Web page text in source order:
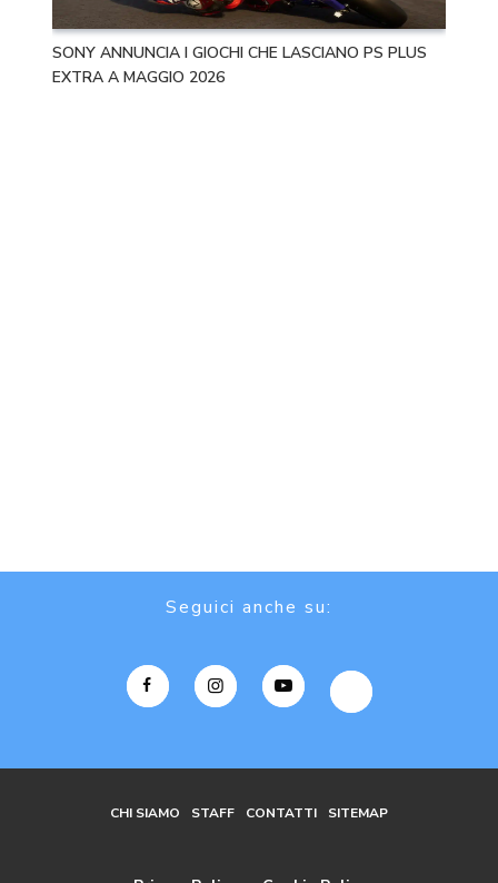
SONY ANNUNCIA I GIOCHI CHE LASCIANO PS PLUS
EXTRA A MAGGIO 2026
Seguici anche su:
CHI SIAMO STAFF CONTATTI SITEMAP